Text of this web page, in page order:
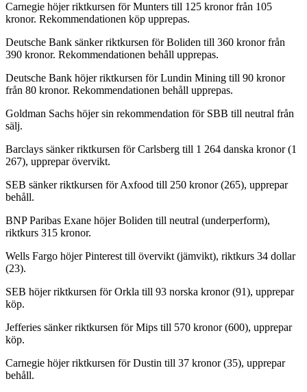
Carnegie höjer riktkursen för Munters till 125 kronor från 105
kronor. Rekommendationen köp upprepas.
Deutsche Bank sänker riktkursen för Boliden till 360 kronor från
390 kronor. Rekommendationen behåll upprepas.
Deutsche Bank höjer riktkursen för Lundin Mining till 90 kronor
från 80 kronor. Rekommendationen behåll upprepas.
Goldman Sachs höjer sin rekommendation för SBB till neutral från
sälj.
Barclays sänker riktkursen för Carlsberg till 1 264 danska kronor (1
267), upprepar övervikt.
SEB sänker riktkursen för Axfood till 250 kronor (265), upprepar
behåll.
BNP Paribas Exane höjer Boliden till neutral (underperform),
riktkurs 315 kronor.
Wells Fargo höjer Pinterest till övervikt (jämvikt), riktkurs 34 dollar
(23).
SEB höjer riktkursen för Orkla till 93 norska kronor (91), upprepar
köp.
Jefferies sänker riktkursen för Mips till 570 kronor (600), upprepar
köp.
Carnegie höjer riktkursen för Dustin till 37 kronor (35), upprepar
behåll.